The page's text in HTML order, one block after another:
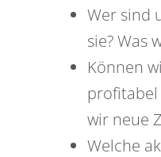
Wer sind
sie? Was
Können
wir neue
Welche